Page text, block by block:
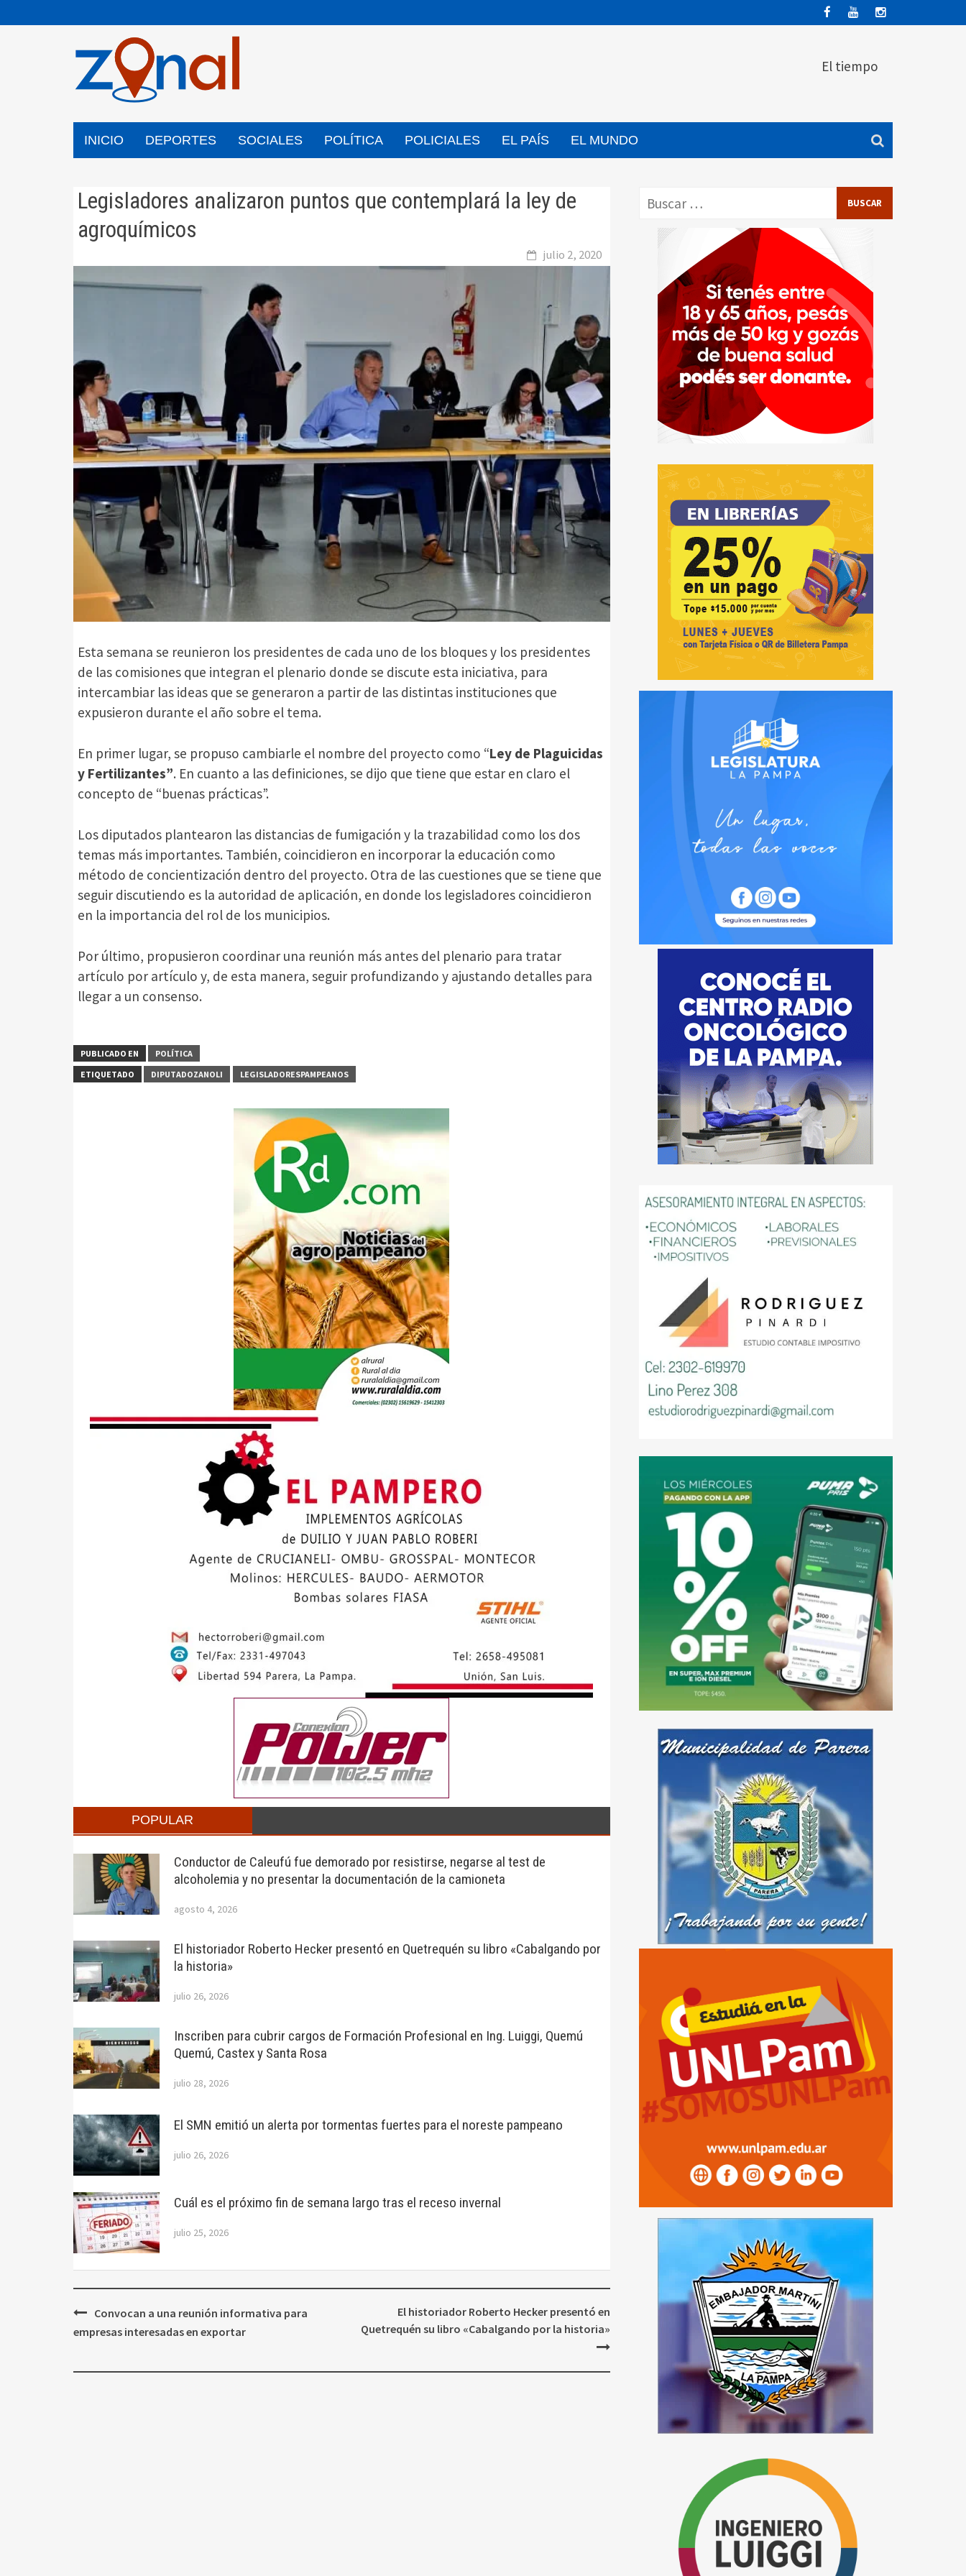
al
El tiempo
INICIO DEPORTES SOCIALES POLÍTICA POLICIALES EL PAÍS EL MUNDO
Legisladores analizaron puntos que contemplará la ley de
agroquímicos
julio 2, 2020
Esta semana se reunieron los presidentes de cada uno de los bloques y los presidentes
de las comisiones que integran el plenario donde se discute esta iniciativa, para
intercambiar las ideas que se generaron a partir de las distintas instituciones que
expusieron durante el año sobre el tema.
En primer lugar, se propuso cambiarle el nombre del proyecto como “Ley de Plaguicidas
y Fertilizantes”. En cuanto a las definiciones, se dijo que tiene que estar en claro el
concepto de “buenas prácticas”.
Los diputados plantearon las distancias de fumigación y la trazabilidad como los dos
temas más importantes. También, coincidieron en incorporar la educación como
método de concientización dentro del proyecto. Otra de las cuestiones que se tiene que
seguir discutiendo es la autoridad de aplicación, en donde los legisladores coincidieron
en la importancia del rol de los municipios.
Por último, propusieron coordinar una reunión más antes del plenario para tratar
artículo por artículo y, de esta manera, seguir profundizando y ajustando detalles para
llegar a un consenso.
PUBLICADO EN
POLÍTICA
ETIQUETADO
DIPUTADOZANOLI LEGISLADORESPAMPEANOS
POPULAR
Conductor de Caleufú fue demorado por resistirse, negarse al test de
alcoholemia y no presentar la documentación de la camioneta
agosto 4, 2026
El historiador Roberto Hecker presentó en Quetrequén su libro «Cabalgando por
la historia»
julio 26, 2026
Inscriben para cubrir cargos de Formación Profesional en Ing. Luiggi, Quemú
Quemú, Castex y Santa Rosa
julio 28, 2026
El SMN emitió un alerta por tormentas fuertes para el noreste pampeano
julio 26, 2026
Cuál es el próximo fin de semana largo tras el receso invernal
julio 25, 2026
Navegación
de
Convocan a una reunión informativa para
empresas interesadas en exportar
El historiador Roberto Hecker presentó en
Quetrequén su libro «Cabalgando por la historia»
Buscar: